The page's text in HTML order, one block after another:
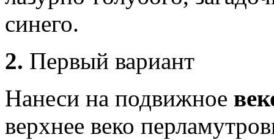
синего.
2. Первый вариант
Нанеси на подвижное
верхнее веко